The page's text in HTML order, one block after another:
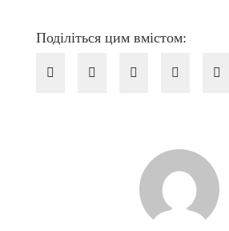
Поділіться цим вмістом: